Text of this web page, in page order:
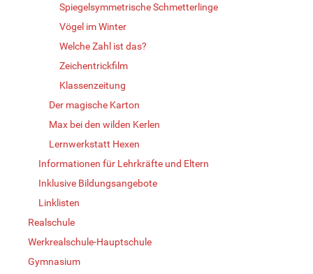
Spiegelsymmetrische Schmetterlinge
Vögel im Winter
Welche Zahl ist das?
Zeichentrickfilm
Klassenzeitung
Der magische Karton
Max bei den wilden Kerlen
Lernwerkstatt Hexen
Informationen für Lehrkräfte und Eltern
Inklusive Bildungsangebote
Linklisten
Realschule
Werkrealschule-Hauptschule
Gymnasium